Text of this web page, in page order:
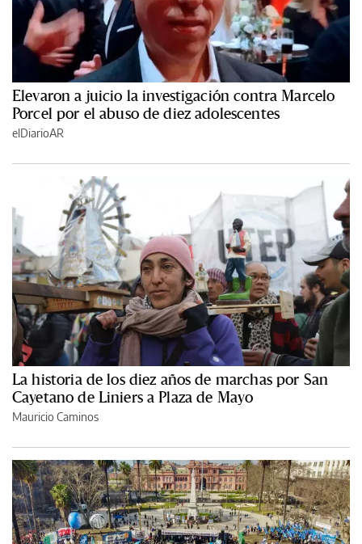
Elevaron a juicio la investigación contra Marcelo
Porcel por el abuso de diez adolescentes
elDiarioAR
La historia de los diez años de marchas por San
Cayetano de Liniers a Plaza de Mayo
Mauricio Caminos